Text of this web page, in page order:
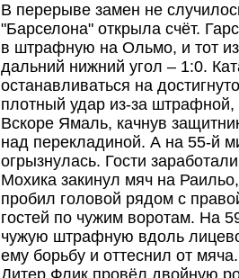
В перерыве замен не
"Барселона" открыла счёт.
в штрафную на Ольмо, и тот
дальний нижний угол – 1:0.
останавливаться на
плотный удар из-за
Вскоре Ямаль, качнув
над перекладиной. А на 55-й
огрызнулась. Гости
Мохика закинул мяч на
пробил головой рядом с
гостей по чужим воротам. На
чужую штрафную вдоль
ему борьбу и оттеснил от
Дитер Флик провёл двойную